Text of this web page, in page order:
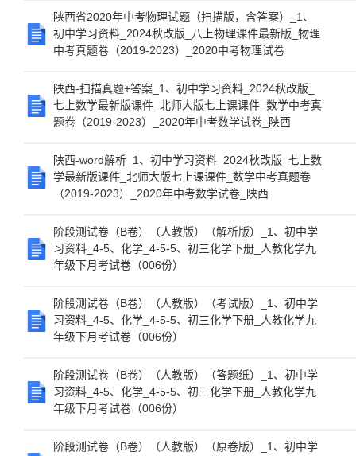
陕西省2020年中考物理试题（扫描版，含答案）_1、
初中学习资料_2024秋改版_八上物理课件最新版_物理
中考真题卷（2019-2023）_2020中考物理试卷
陕西-扫描真题+答案_1、初中学习资料_2024秋改版_
七上数学最新版课件_北师大版七上课课件_数学中考真
题卷（2019-2023）_2020年中考数学试卷_陕西
陕西-word解析_1、初中学习资料_2024秋改版_七上数
学最新版课件_北师大版七上课课件_数学中考真题卷
（2019-2023）_2020年中考数学试卷_陕西
阶段测试卷（B卷）（人教版）（解析版）_1、初中学
习资料_4-5、化学_4-5-5、初三化学下册_人教化学九
年级下月考试卷（006份）
阶段测试卷（B卷）（人教版）（考试版）_1、初中学
习资料_4-5、化学_4-5-5、初三化学下册_人教化学九
年级下月考试卷（006份）
阶段测试卷（B卷）（人教版）（答题纸）_1、初中学
习资料_4-5、化学_4-5-5、初三化学下册_人教化学九
年级下月考试卷（006份）
阶段测试卷（B卷）（人教版）（原卷版）_1、初中学